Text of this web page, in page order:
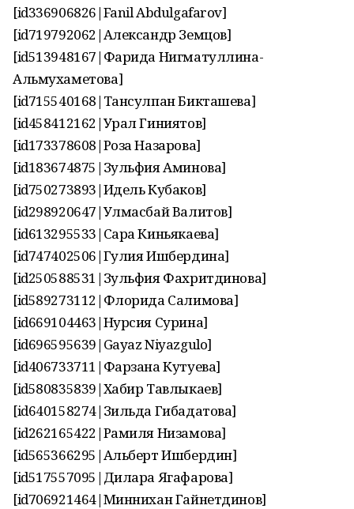
[id336906826|Fanil Abdulgafarov]
[id719792062|Александр Земцов]
[id513948167|Фарида Нигматуллина-
Альмухаметова]
[id715540168|Тансулпан Бикташева]
[id458412162|Урал Гиниятов]
[id173378608|Роза Назарова]
[id183674875|Зульфия Аминова]
[id750273893|Идель Кубаков]
[id298920647|Улмасбай Валитов]
[id613295533|Сара Киньякаева]
[id747402506|Гулия Ишбердина]
[id250588531|Зульфия Фахритдинова]
[id589273112|Флорида Салимова]
[id669104463|Нурсия Сурина]
[id696595639|Gayaz Niyazgulo]
[id406733711|Фарзана Кутуева]
[id580835839|Хабир Тавлыкаев]
[id640158274|Зильда Гибадатова]
[id262165422|Рамиля Низамова]
[id565366295|Альберт Ишбердин]
[id517557095|Дилара Ягафарова]
[id706921464|Миннихан Гайнетдинов]